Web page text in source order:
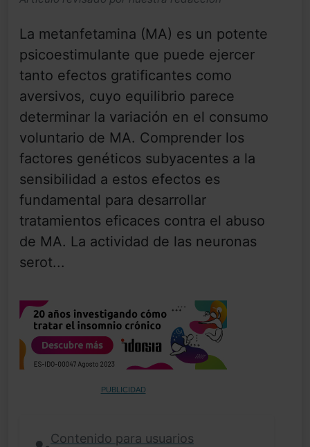
La metanfetamina (MA) es un potente
psicoestimulante que puede ejercer
tanto efectos gratificantes como
aversivos, cuyo equilibrio parece
determinar la variación en el consumo
voluntario de MA. Comprender los
factores genéticos subyacentes a la
sensibilidad a estos efectos es
fundamental para desarrollar
tratamientos eficaces contra el abuso
de MA. La actividad de las neuronas
serot...
PUBLICIDAD
Contenido para usuarios